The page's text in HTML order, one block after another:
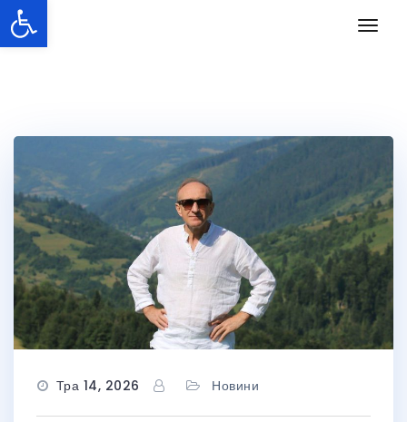
Перейти
до
Тра 14, 2026 Новини